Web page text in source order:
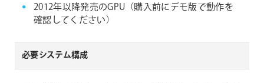
2012年以降発売のGPU（購入前にデモ版で動作を
確認してください）
必要システム構成